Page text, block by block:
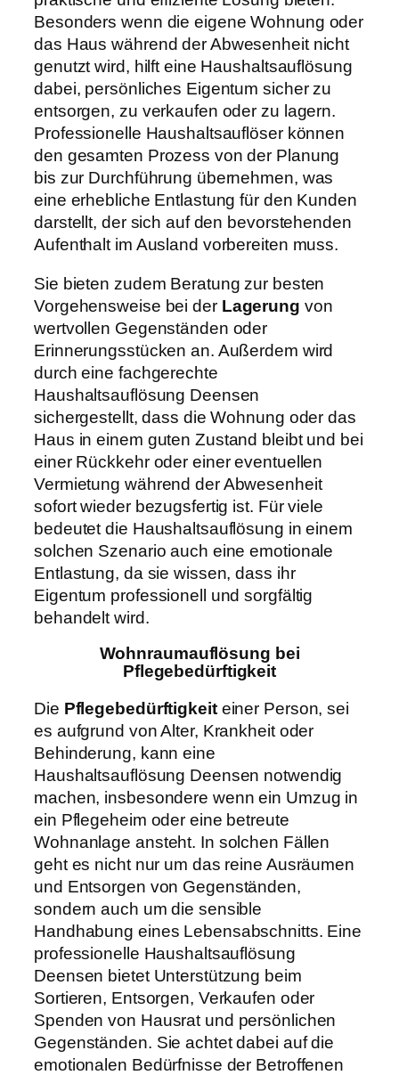
Besonders wenn die eigene Wohnung oder
das Haus während der Abwesenheit nicht
genutzt wird, hilft eine Haushaltsauflösung
dabei, persönliches Eigentum sicher zu
entsorgen, zu verkaufen oder zu lagern.
Professionelle Haushaltsauflöser können
den gesamten Prozess von der Planung
bis zur Durchführung übernehmen, was
eine erhebliche Entlastung für den Kunden
darstellt, der sich auf den bevorstehenden
Aufenthalt im Ausland vorbereiten muss.
Sie bieten zudem Beratung zur besten
Vorgehensweise bei der Lagerung von
wertvollen Gegenständen oder
Erinnerungsstücken an. Außerdem wird
durch eine fachgerechte
Haushaltsauflösung Deensen
sichergestellt, dass die Wohnung oder das
Haus in einem guten Zustand bleibt und bei
einer Rückkehr oder einer eventuellen
Vermietung während der Abwesenheit
sofort wieder bezugsfertig ist. Für viele
bedeutet die Haushaltsauflösung in einem
solchen Szenario auch eine emotionale
Entlastung, da sie wissen, dass ihr
Eigentum professionell und sorgfältig
behandelt wird.
Wohnraumauflösung bei
Pflegebedürftigkeit
Die Pflegebedürftigkeiteiner Person, sei
es aufgrund von Alter, Krankheit oder
Behinderung, kann eine
Haushaltsauflösung Deensen notwendig
machen, insbesondere wenn ein Umzug in
ein Pflegeheim oder eine betreute
Wohnanlage ansteht. In solchen Fällen
geht es nicht nur um das reine Ausräumen
und Entsorgen von Gegenständen,
sondern auch um die sensible
Handhabung eines Lebensabschnitts. Eine
professionelle Haushaltsauflösung
Deensen bietet Unterstützung beim
Sortieren, Entsorgen, Verkaufen oder
Spenden von Hausrat und persönlichen
Gegenständen. Sie achtet dabei auf die
emotionalen Bedürfnisse der Betroffenen